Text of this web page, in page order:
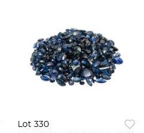
Lot 330